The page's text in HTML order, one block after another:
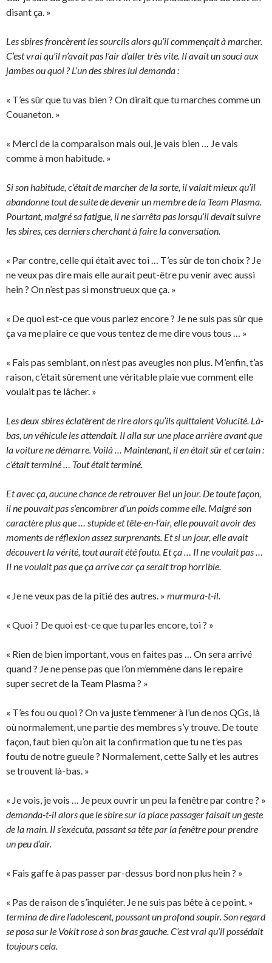
disant ça. »
Les sbires froncèrent les sourcils alors qu’il commençait à marcher.
C’est vrai qu’il n’avait pas l’air d’aller très vite. Il avait un souci aux
jambes ou quoi ? L’un des sbires lui demanda :
« T’es sûr que tu vas bien ? On dirait que tu marches comme un
Couaneton. »
« Merci de la comparaison mais oui, je vais bien … Je vais
comme à mon habitude. »
Si son habitude, c’était de marcher de la sorte, il valait mieux qu’il
abandonne tout de suite de devenir un membre de la Team Plasma.
Pourtant, malgré sa fatigue, il ne s’arrêta pas lorsqu’il devait suivre
les sbires, ces derniers cherchant à faire la conversation.
« Par contre, celle qui était avec toi … T’es sûr de ton choix ? Je
ne veux pas dire mais elle aurait peut-être pu venir avec aussi
hein ? On n’est pas si monstrueux que ça. »
« De quoi est-ce que vous parlez encore ? Je ne suis pas sûr que
ça va me plaire ce que vous tentez de me dire vous tous … »
« Fais pas semblant, on n’est pas aveugles non plus. M’enfin, t’as
raison, c’était sûrement une véritable plaie vue comment elle
voulait pas te lâcher. »
Les deux sbires éclatèrent de rire alors qu’ils quittaient Volucité. Là-
bas, un véhicule les attendait. Il alla sur une place arrière avant que
la voiture ne démarre. Voilà … Maintenant, il en était sûr et certain :
c’était terminé … Tout était terminé.
Et avec ça, aucune chance de retrouver Bel un jour. De toute façon,
il ne pouvait pas s’encombrer d’un poids comme elle. Malgré son
caractère plus que … stupide et tête-en-l’air, elle pouvait avoir des
moments de réflexion assez surprenants. Et si un jour, elle avait
découvert la vérité, tout aurait été foutu. Et ça … Il ne voulait pas …
Il ne voulait pas que ça arrive car ça serait trop horrible.
« Je ne veux pas de la pitié des autres. » murmura-t-il.
« Quoi ? De quoi est-ce que tu parles encore, toi ? »
« Rien de bien important, vous en faites pas … On sera arrivé
quand ? Je ne pense pas que l’on m’emmène dans le repaire
super secret de la Team Plasma ? »
« T’es fou ou quoi ? On va juste t’emmener à l’un de nos QGs, là
où normalement, une partie des membres s’y trouve. De toute
façon, faut bien qu’on ait la confirmation que tu ne t’es pas
foutu de notre gueule ? Normalement, cette Sally et les autres
se trouvent là-bas. »
« Je vois, je vois … Je peux ouvrir un peu la fenêtre par contre ? »
demanda-t-il alors que le sbire sur la place passager faisait un geste
de la main. Il s’exécuta, passant sa tête par la fenêtre pour prendre
un peu d’air.
« Fais gaffe à pas passer par-dessus bord non plus hein ? »
« Pas de raison de s’inquiéter. Je ne suis pas bête à ce point. »
termina de dire l’adolescent, poussant un profond soupir. Son regard
se posa sur le Vokit rose à son bras gauche. C’est vrai qu’il possédait
toujours cela.